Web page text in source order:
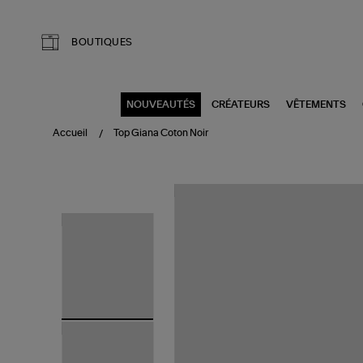
BOUTIQUES
NOUVEAUTÉS CRÉATEURS VÊTEMENTS
Accueil Top Giana Coton Noir